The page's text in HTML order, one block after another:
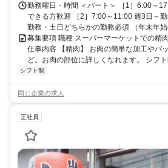
勤務曜日・時間 ＜パート＞ ［1］6:00～
できる方歓迎 ［2］7:00～11:00 週3日～
勤務・土日どちらかの勤務必須 （年末年
募集要項 職種 スーパーマーケットでの精
仕事内容 【精肉】 お肉の簡単な加工やパ
ど。お肉の部位に詳しくなれます。 シフ
シフト制
同じ企業の求人
正社員